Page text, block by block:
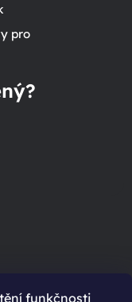
funkčnosti
pro